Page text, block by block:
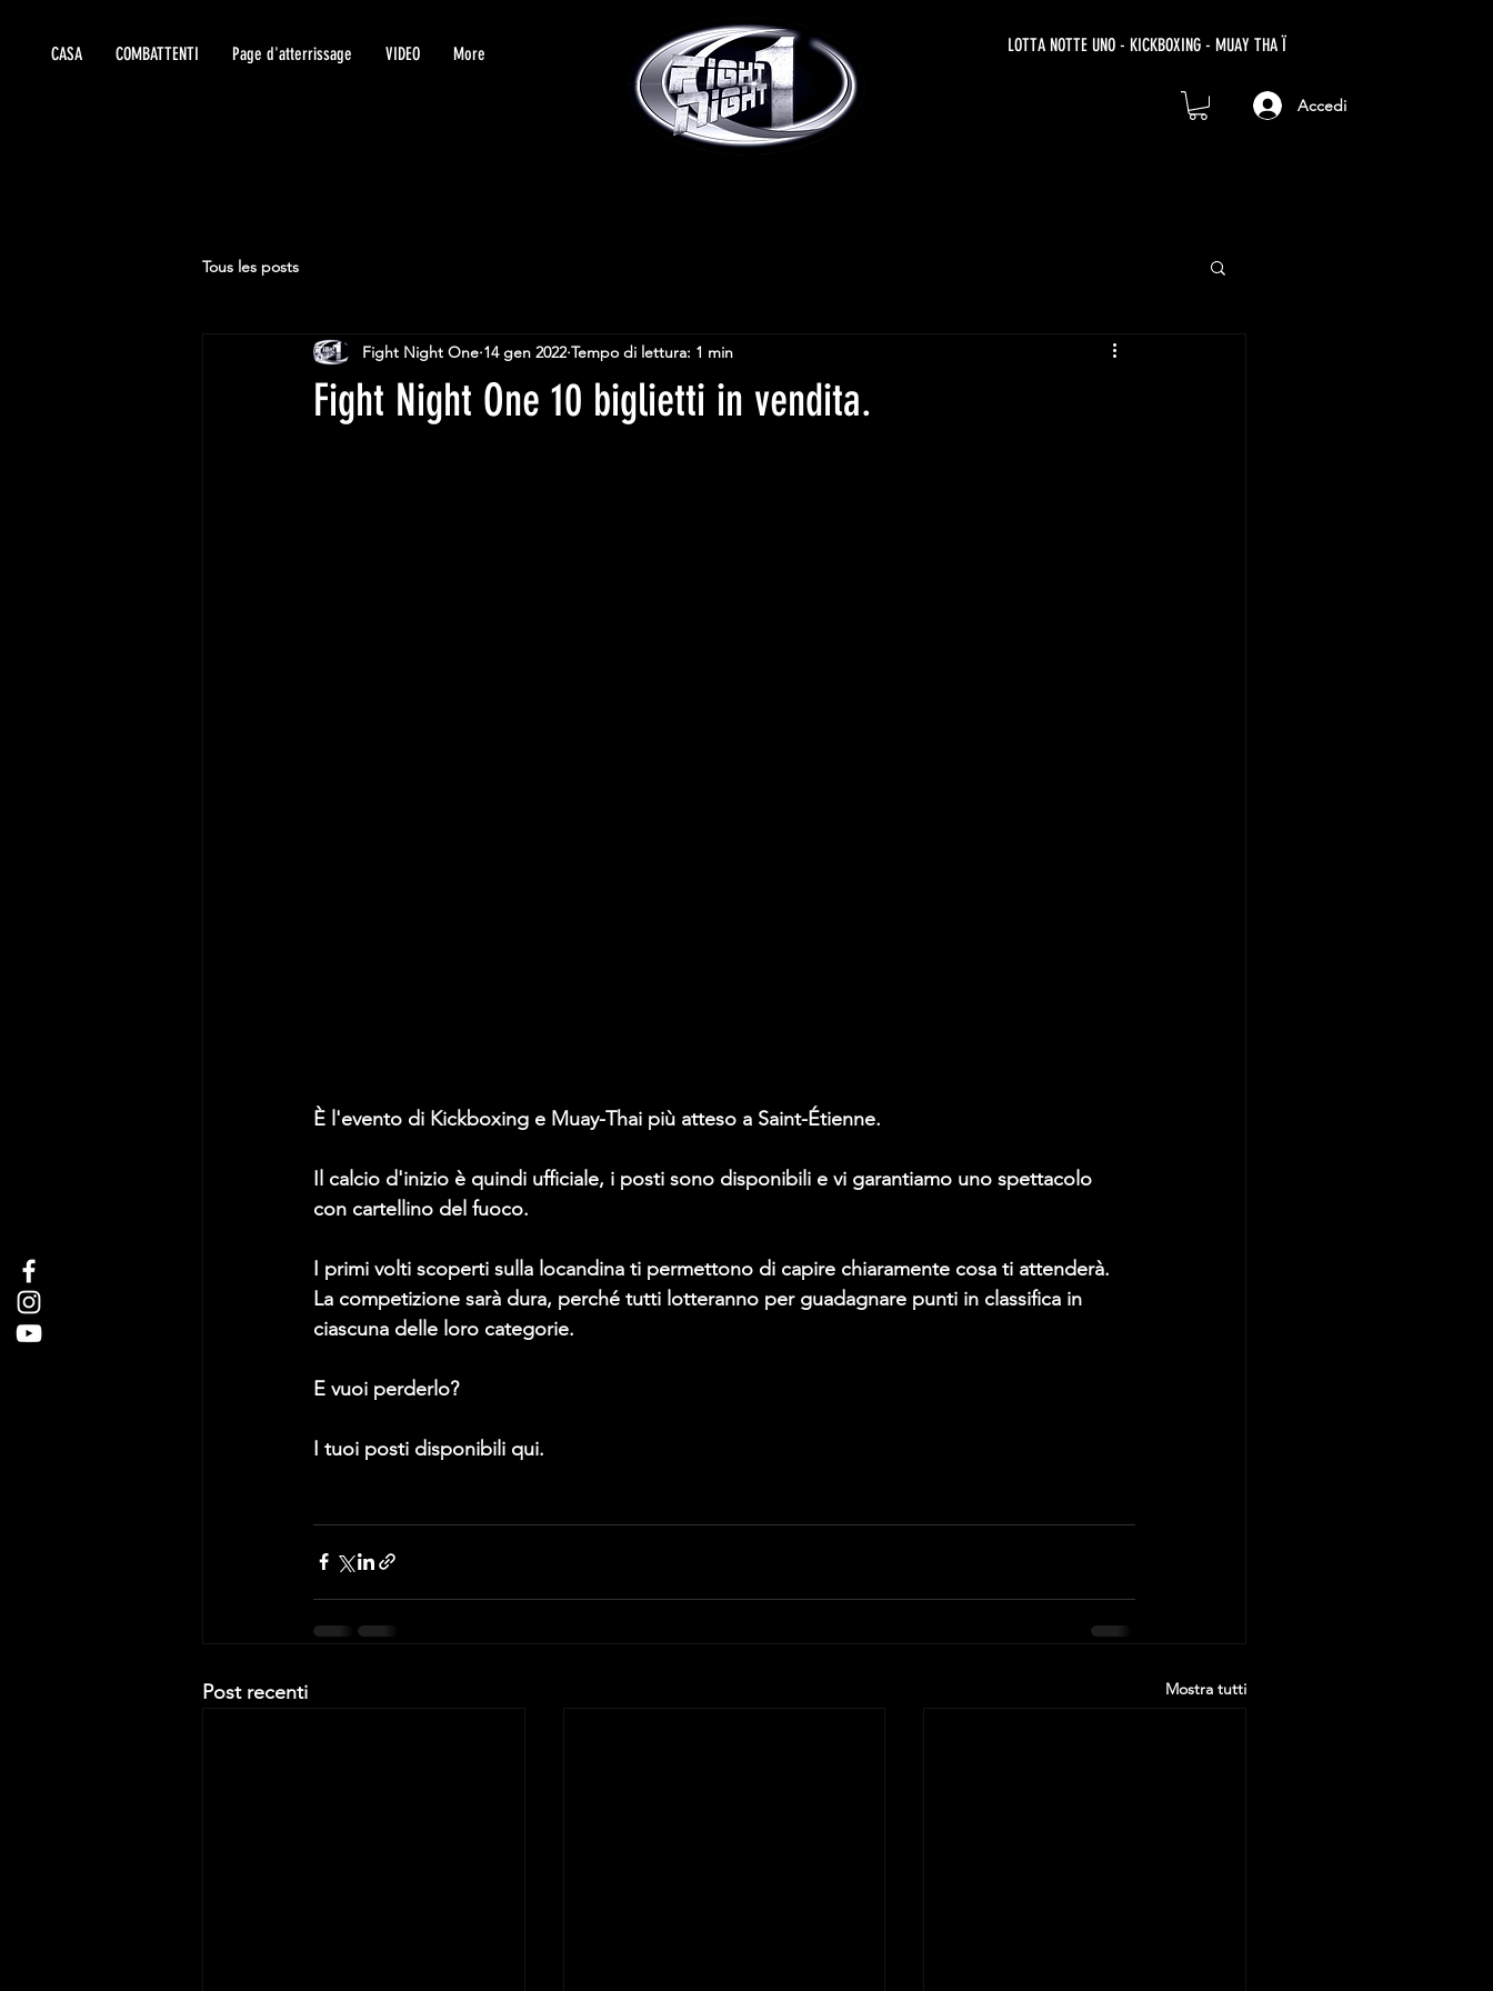
CASA COMBATTENTI Page d'atterrissage VIDEO More LOTTA NOTTE UNO - KICKBOXING - MUAY THA Ï
Accedi
Tous les posts
Fight Night One 10 biglietti in vendita.
Fight Night One 14 gen 2022 Tempo di lettura: 1 min
È l'evento di Kickboxing e Muay-Thai più atteso a Saint-Étienne.
Il calcio d'inizio è quindi ufficiale, i posti sono disponibili e vi garantiamo uno spettacolo
con cartellino del fuoco.
I primi volti scoperti sulla locandina ti permettono di capire chiaramente cosa ti attenderà.
La competizione sarà dura, perché tutti lotteranno per guadagnare punti in classifica in
ciascuna delle loro categorie.
E vuoi perderlo?
I tuoi posti disponibili qui.
Post recenti Mostra tutti